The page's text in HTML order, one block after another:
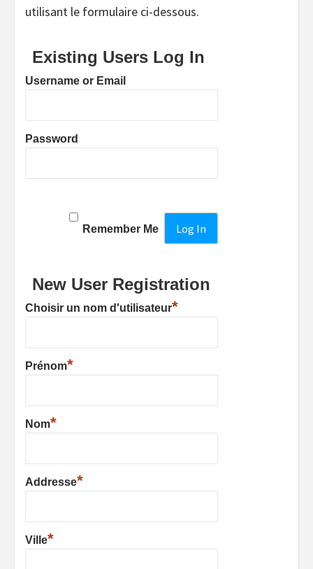
utilisant le formulaire ci-dessous.
Existing Users Log In
Username or Email
Password
Remember Me
New User Registration
Choisir un nom d'utilisateur*
Prénom*
Nom*
Addresse*
Ville*